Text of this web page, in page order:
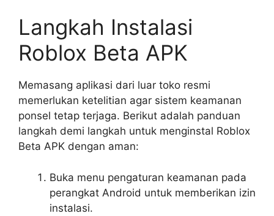
Langkah Instalasi
Roblox Beta APK
Memasang aplikasi dari luar toko resmi
memerlukan ketelitian agar sistem keamanan
ponsel tetap terjaga. Berikut adalah panduan
langkah demi langkah untuk menginstal Roblox
Beta APK dengan aman:
Buka menu pengaturan keamanan pada
perangkat Android untuk memberikan izin
instalasi.